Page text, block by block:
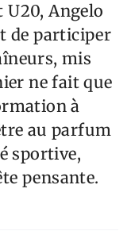
U20, Angelo
de participer
mis
ne fait que
à
au parfum
sportive,
pensante.